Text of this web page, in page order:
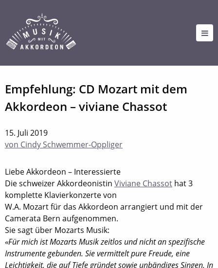
Empfehlung: CD Mozart mit dem
Akkordeon – viviane Chassot
15. Juli 2019
von Cindy Schwemmer-Oppliger
Liebe Akkordeon – Interessierte
Die schweizer Akkordeonistin Viviane Chassot hat 3
komplette Klavierkonzerte von
W.A. Mozart für das Akkordeon arrangiert und mit der
Camerata Bern aufgenommen.
Sie sagt über Mozarts Musik:
«Für mich ist Mozarts Musik zeitlos und nicht an spezifische
Instrumente gebunden. Sie vermittelt pure Freude, eine
Leichtigkeit, die auf Tiefe gründet sowie unbändiges Singen. In